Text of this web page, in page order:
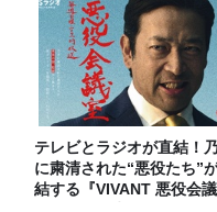
テレビとラジオが直結！
に粛清された“悪役たち”
結する『VIVANT 悪役会